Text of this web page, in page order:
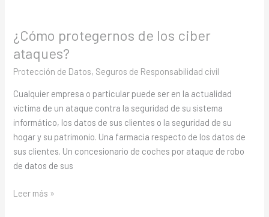
¿Cómo protegernos de los ciber
ataques?
Protección de Datos, Seguros de Responsabilidad civil
Cualquier empresa o particular puede ser en la actualidad
víctima de un ataque contra la seguridad de su sistema
informático, los datos de sus clientes o la seguridad de su
hogar y su patrimonio. Una farmacia respecto de los datos de
sus clientes. Un concesionario de coches por ataque de robo
de datos de sus
Leer más »